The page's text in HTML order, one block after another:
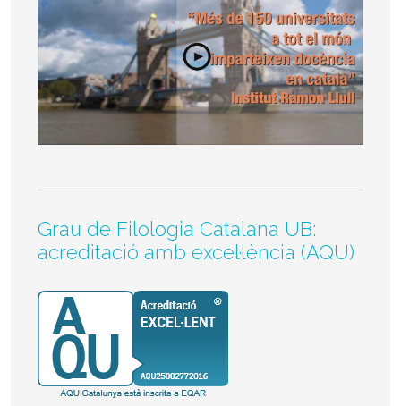
Grau de Filologia Catalana UB:
acreditació amb excel·lència (AQU)